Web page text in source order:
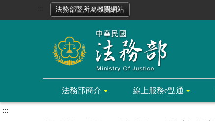
法務部暨所屬機關網站
法務部簡介 線上服務e點通
:::